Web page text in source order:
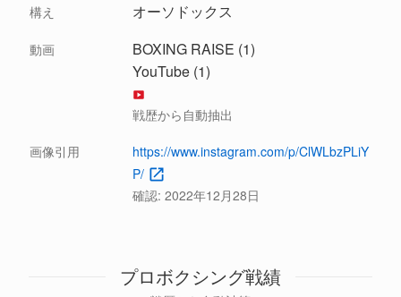
構え オーソドックス
動画
BOXING RAISE (1)
YouTube (1)
戦歴から自動抽出
画像引用
https://www.instagram.com/p/ClWLbzPLiY
P/
確認: 2022年12月28日
プロボクシング戦績